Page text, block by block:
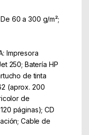
60 a 300 g/m²;
Impresora
250; Batería HP
de tinta
(aprox. 200
de
páginas); CD
Cable de